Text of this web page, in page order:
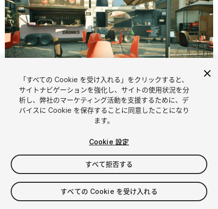
1/ 13
$19.99
消費税は決済時に計算されます
「すべての Cookie を受け入れる」をクリックすると、
サイトナビゲーションを強化し、サイトの使用状況を分
析し、弊社のマーケティング活動を支援するために、デ
バイスに Cookie を保存することに同意したことになり
ます。
Cookie 設定
すべて拒否する
すべての Cookie を受け入れる